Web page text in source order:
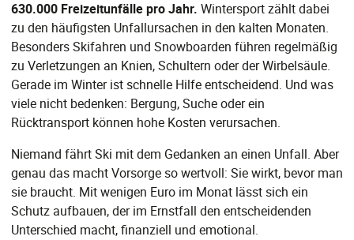
630.000 Freizeitunfälle pro Jahr. Wintersport zählt dabei
zu den häufigsten Unfallursachen in den kalten Monaten.
Besonders Skifahren und Snowboarden führen regelmäßig
zu Verletzungen an Knien, Schultern oder der Wirbelsäule.
Gerade im Winter ist schnelle Hilfe entscheidend. Und was
viele nicht bedenken: Bergung, Suche oder ein
Rücktransport können hohe Kosten verursachen.
Niemand fährt Ski mit dem Gedanken an einen Unfall. Aber
genau das macht Vorsorge so wertvoll: Sie wirkt, bevor man
sie braucht. Mit wenigen Euro im Monat lässt sich ein
Schutz aufbauen, der im Ernstfall den entscheidenden
Unterschied macht, finanziell und emotional.